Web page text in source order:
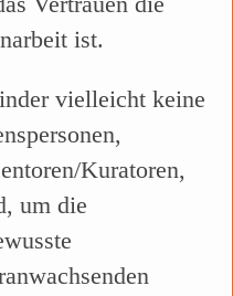
ist.
vielleicht keine
Kuratoren,
um die